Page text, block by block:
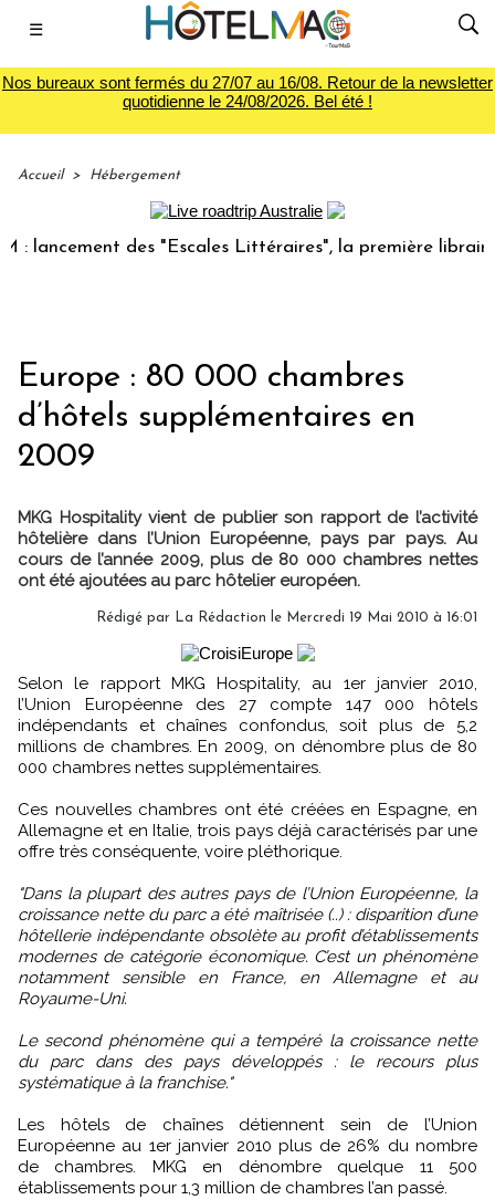
☰
Nos bureaux sont fermés du 27/07 au 16/08. Retour de la newsletter
quotidienne le 24/08/2026. Bel été !
Accueil > Hébergement
des "Escales Littéraires", la première librairie
Europe : 80 000 chambres
d’hôtels supplémentaires en
2009
MKG Hospitality vient de publier son rapport de l’activité
hôtelière dans l’Union Européenne, pays par pays. Au
cours de l’année 2009, plus de 80 000 chambres nettes
ont été ajoutées au parc hôtelier européen.
Rédigé par La Rédaction le Mercredi 19 Mai 2010 à 16:01
Selon le rapport MKG Hospitality, au 1er janvier 2010,
l’Union Européenne des 27 compte 147 000 hôtels
indépendants et chaînes confondus, soit plus de 5,2
millions de chambres. En 2009, on dénombre plus de 80
000 chambres nettes supplémentaires.
Ces nouvelles chambres ont été créées en Espagne, en
Allemagne et en Italie, trois pays déjà caractérisés par une
offre très conséquente, voire pléthorique.
"Dans la plupart des autres pays de l’Union Européenne, la
croissance nette du parc a été maîtrisée (..) : disparition d’une
hôtellerie indépendante obsolète au profit d’établissements
modernes de catégorie économique. C’est un phénomène
notamment sensible en France, en Allemagne et au
Royaume-Uni.
Le second phénomène qui a tempéré la croissance nette
du parc dans des pays développés : le recours plus
systématique à la franchise."
Les hôtels de chaînes détiennent sein de l’Union
Européenne au 1er janvier 2010 plus de 26% du nombre
de chambres. MKG en dénombre quelque 11 500
établissements pour 1,3 million de chambres l’an passé.